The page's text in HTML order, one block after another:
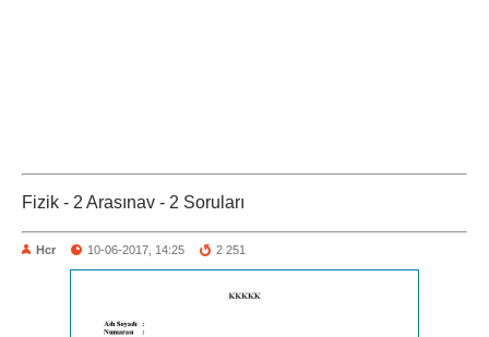
Fizik - 2 Arasınav - 2 Soruları
Hcr 10-06-2017, 14:25 2 251